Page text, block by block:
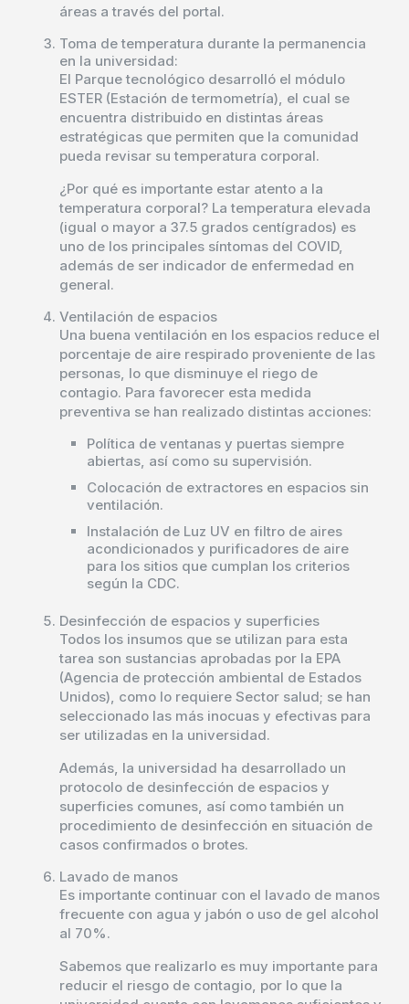
áreas a través del portal.
Toma de temperatura durante la permanencia
en la universidad:
El Parque tecnológico desarrolló el módulo
ESTER (Estación de termometría), el cual se
encuentra distribuido en distintas áreas
estratégicas que permiten que la comunidad
pueda revisar su temperatura corporal.
¿Por qué es importante estar atento a la
temperatura corporal? La temperatura elevada
(igual o mayor a 37.5 grados centígrados) es
uno de los principales síntomas del COVID,
además de ser indicador de enfermedad en
general.
Ventilación de espacios
Una buena ventilación en los espacios reduce el
porcentaje de aire respirado proveniente de las
personas, lo que disminuye el riego de
contagio. Para favorecer esta medida
preventiva se han realizado distintas acciones:
Política de ventanas y puertas siempre
abiertas, así como su supervisión.
Colocación de extractores en espacios sin
ventilación.
Instalación de Luz UV en filtro de aires
acondicionados y purificadores de aire
para los sitios que cumplan los criterios
según la CDC.
Desinfección de espacios y superficies
Todos los insumos que se utilizan para esta
tarea son sustancias aprobadas por la EPA
(Agencia de protección ambiental de Estados
Unidos), como lo requiere Sector salud; se han
seleccionado las más inocuas y efectivas para
ser utilizadas en la universidad.
Además, la universidad ha desarrollado un
protocolo de desinfección de espacios y
superficies comunes, así como también un
procedimiento de desinfección en situación de
casos confirmados o brotes.
Lavado de manos
Es importante continuar con el lavado de manos
frecuente con agua y jabón o uso de gel alcohol
al 70%.
Sabemos que realizarlo es muy importante para
reducir el riesgo de contagio, por lo que la